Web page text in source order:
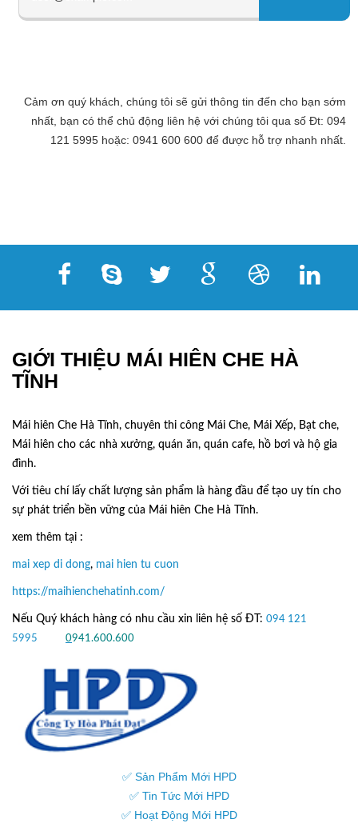
Cảm ơn quý khách, chúng tôi sẽ gửi thông tin đến cho bạn sớm
nhất, bạn có thể chủ động liên hệ với chúng tôi qua số Đt: 094
121 5995 hoặc: 0941 600 600 để được hỗ trợ nhanh nhất.
GIỚI THIỆU MÁI HIÊN CHE HÀ
TĨNH
Mái hiên Che Hà Tĩnh, chuyên thi công Mái Che, Mái Xếp, Bạt che,
Mái hiên cho các nhà xưởng, quán ăn, quán cafe, hồ bơi và hộ gia
đình.
Với tiêu chí lấy chất lượng sản phẩm là hàng đầu để tạo uy tín cho
sự phát triển bền vững của Mái hiên Che Hà Tĩnh.
xem thêm tại :
mai xep di dong, mai hien tu cuon
https://maihienchehatinh.com/
Nếu Quý khách hàng có nhu cầu xin liên hệ số ĐT: 094 121
5995
0941.600.600
✅ Sản Phẩm Mới HPD
✅ Tin Tức Mới HPD
✅ Hoạt Động Mới HPD